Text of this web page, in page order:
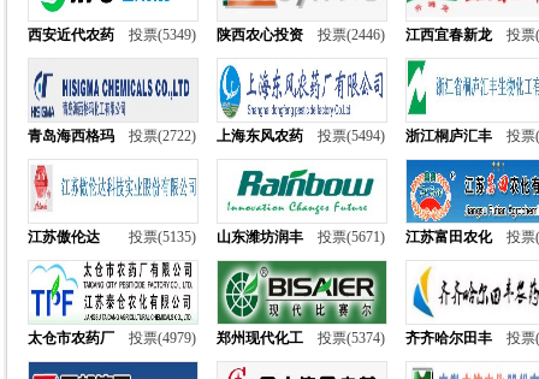
西安近代农药 投票(5349) 陕西农心投资 投票(2446) 江西宜春新龙 投票
青岛海西格玛 投票(2722) 上海东风农药 投票(5494) 浙江桐庐汇丰 投票
江苏傲伦达 投票(5135) 山东潍坊润丰 投票(5671) 江苏富田农化 投票
太仓市农药厂 投票(4979) 郑州现代化工 投票(5374) 齐齐哈尔田丰 投票